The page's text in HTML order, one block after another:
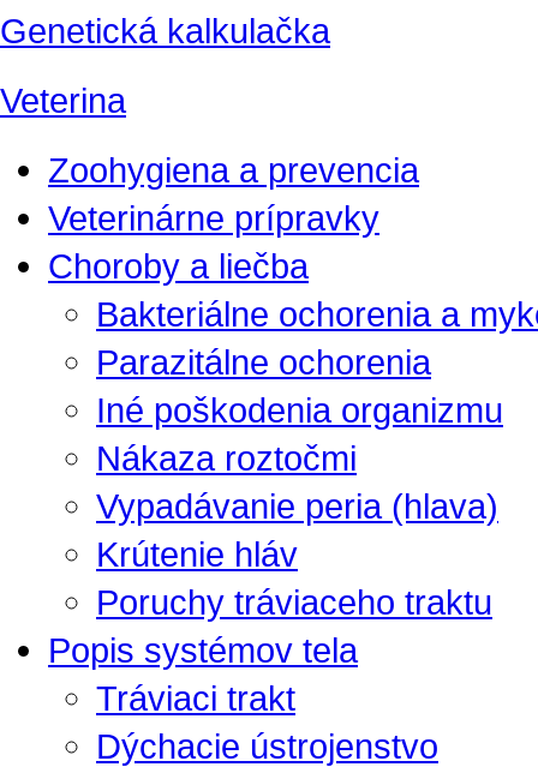
Genetická kalkulačka
Veterina
Zoohygiena a prevencia
Veterinárne prípravky
Choroby a liečba
Bakteriálne ochorenia a
Parazitálne ochorenia
Iné poškodenia organizmu
Nákaza roztočmi
Vypadávanie peria (hlava)
Krútenie hláv
Poruchy tráviaceho traktu
Popis systémov tela
Tráviaci trakt
Dýchacie ústrojenstvo